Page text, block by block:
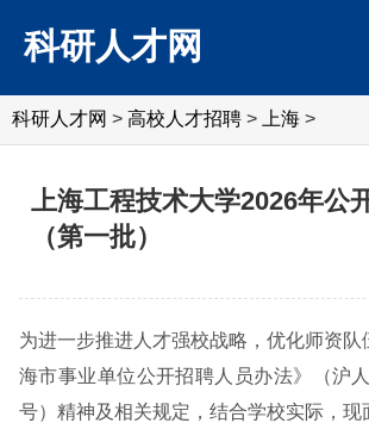
科研人才网
科研人才网 > 高校人才招聘 > 上海 >
上海工程技术大学2026年公
（第一批）
为进一步推进人才强校战略，优化师资队
海市事业单位公开招聘人员办法》（沪
号）精神及相关规定，结合学校实际，现